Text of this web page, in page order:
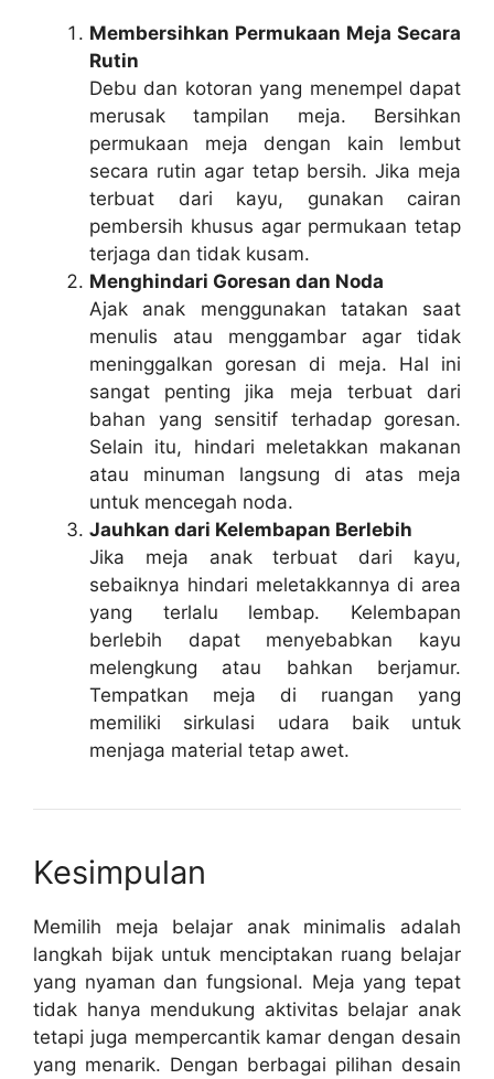
Membersihkan Permukaan Meja Secara
Rutin
Debu dan kotoran yang menempel dapat
merusak tampilan meja. Bersihkan
permukaan meja dengan kain lembut
secara rutin agar tetap bersih. Jika meja
terbuat dari kayu, gunakan cairan
pembersih khusus agar permukaan tetap
terjaga dan tidak kusam.
Menghindari Goresan dan Noda
Ajak anak menggunakan tatakan saat
menulis atau menggambar agar tidak
meninggalkan goresan di meja. Hal ini
sangat penting jika meja terbuat dari
bahan yang sensitif terhadap goresan.
Selain itu, hindari meletakkan makanan
atau minuman langsung di atas meja
untuk mencegah noda.
Jauhkan dari Kelembapan Berlebih
Jika meja anak terbuat dari kayu,
sebaiknya hindari meletakkannya di area
yang terlalu lembap. Kelembapan
berlebih dapat menyebabkan kayu
melengkung atau bahkan berjamur.
Tempatkan meja di ruangan yang
memiliki sirkulasi udara baik untuk
menjaga material tetap awet.
Kesimpulan
Memilih meja belajar anak minimalis adalah
langkah bijak untuk menciptakan ruang belajar
yang nyaman dan fungsional. Meja yang tepat
tidak hanya mendukung aktivitas belajar anak
tetapi juga mempercantik kamar dengan desain
yang menarik. Dengan berbagai pilihan desain